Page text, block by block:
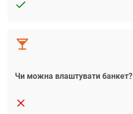
Чи можна влаштувати банкет?